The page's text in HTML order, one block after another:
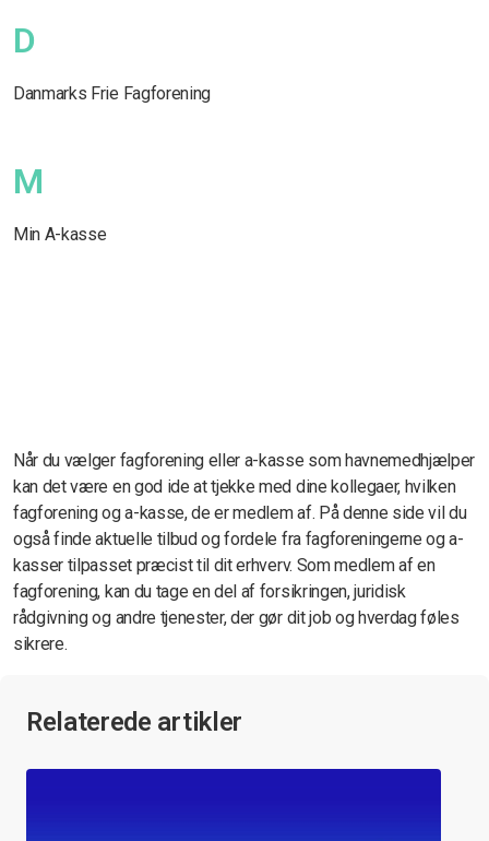
D
Danmarks Frie Fagforening
M
Min A-kasse
Når du vælger fagforening eller a-kasse som havnemedhjælper
kan det være en god ide at tjekke med dine kollegaer, hvilken
fagforening og a-kasse, de er medlem af. På denne side vil du
også finde aktuelle tilbud og fordele fra fagforeningerne og a-
kasser tilpasset præcist til dit erhverv. Som medlem af en
fagforening, kan du tage en del af forsikringen, juridisk
rådgivning og andre tjenester, der gør dit job og hverdag føles
sikrere.
Relaterede artikler